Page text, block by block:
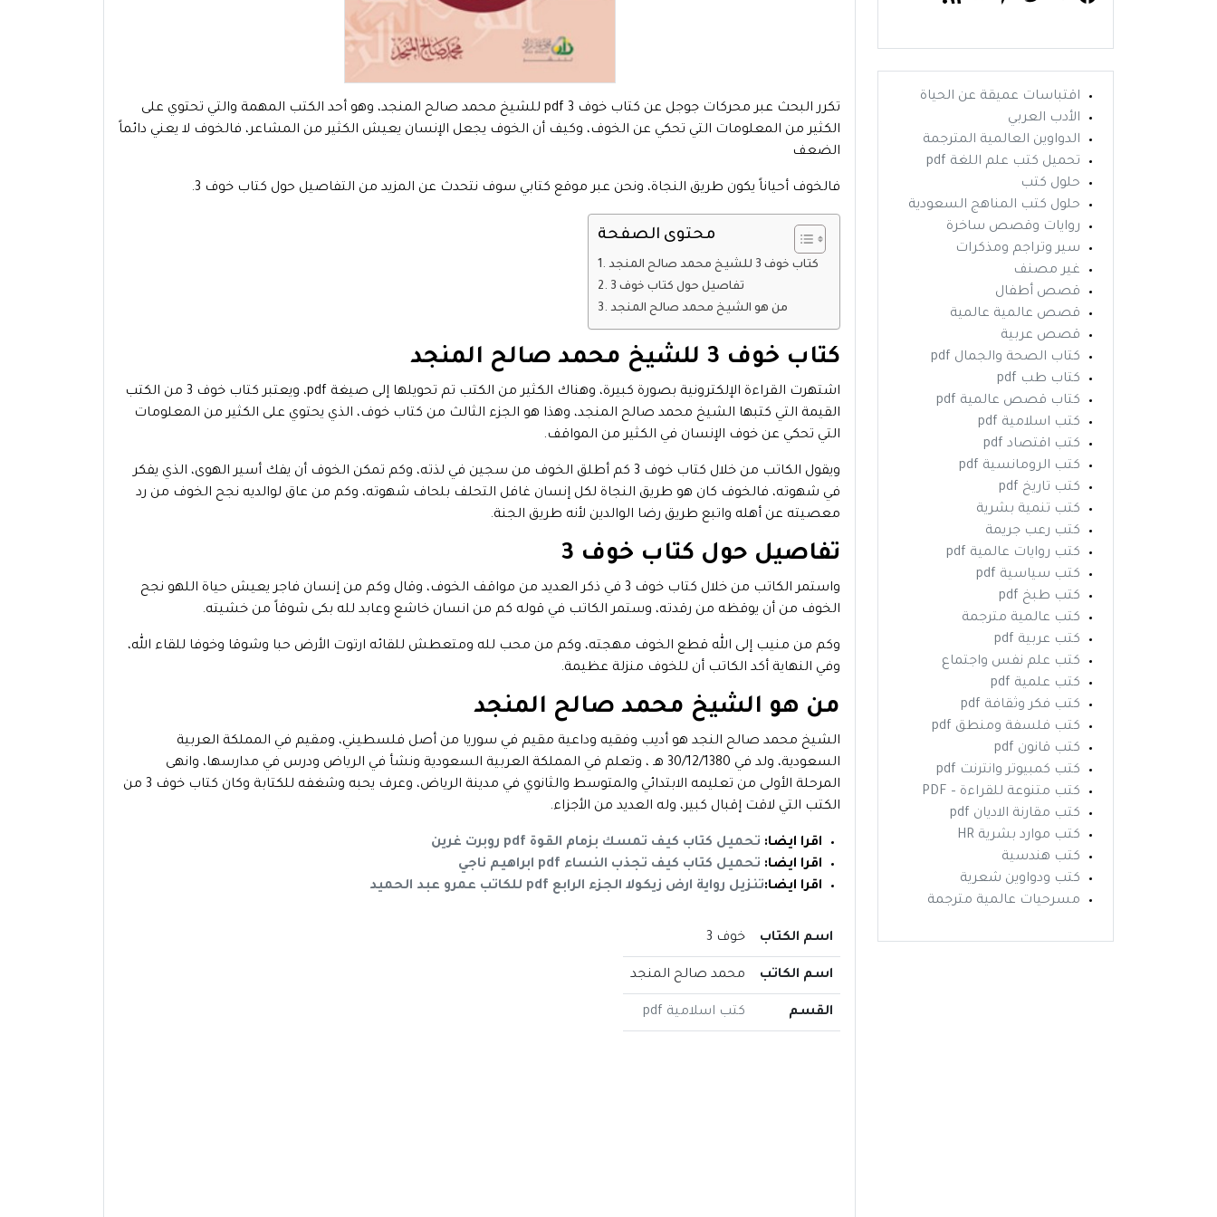
تكرر البحث عبر محركات جوجل عن كتاب خوف 3 pdf للشيخ محمد صالح المنجد، وهو أحد الكتب المهمة والتي تحتوي على
الكثير من المعلومات التي تحكي عن الخوف، وكيف أن الخوف يجعل الإنسان يعيش الكثير من المشاعر، فالخوف لا يعني دائماً
الضعف
فالخوف أحياناً يكون طريق النجاة، ونحن عبر موقع كتابي سوف نتحدث عن المزيد من التفاصيل حول كتاب خوف 3.
محتوى الصفحة
تفاصيل حول كتاب خوف 3
كتاب خوف 3 للشيخ محمد صالح المنجد
اشتهرت القراءة الإلكترونية بصورة كبيرة، وهناك الكثير من الكتب تم تحويلها إلى صيغة pdf، ويعتبر كتاب خوف 3 من الكتب
القيمة التي كتبها الشيخ محمد صالح المنجد، وهذا هو الجزء الثالث من كتاب خوف، الذي يحتوي على الكثير من المعلومات
التي تحكي عن خوف الإنسان في الكثير من المواقف.
ويقول الكاتب من خلال كتاب خوف 3 كم أطلق الخوف من سجين في لذته، وكم تمكن الخوف أن يفك أسير الهوى، الذي يفكر
في شهوته، فالخوف كان هو طريق النجاة لكل إنسان غافل التحلف بلحاف شهوته، وكم من عاق لوالديه نجح الخوف من رد
معصيته عن أهله واتبع طريق رضا الوالدين لأنه طريق الجنة.
تفاصيل حول كتاب خوف 3
واستمر الكاتب من خلال كتاب خوف 3 في ذكر العديد من مواقف الخوف، وقال وكم من إنسان فاجر يعيش حياة اللهو نجح
الخوف من أن يوقظه من رقدته، وستمر الكاتب في قوله كم من انسان خاشع وعابد لله بكى شوقاً من خشيته.
وكم من منيب إلى الله قطع الخوف مهجته، وكم من محب لله ومتعطش للقائه ارتوت الأرض حبا وشوقا وخوفا للقاء الله،
وفي النهاية أكد الكاتب أن للخوف منزلة عظيمة.
من هو الشيخ محمد صالح المنجد
الشيخ محمد صالح النجد هو أديب وفقيه وداعية مقيم في سوريا من أصل فلسطيني، ومقيم في المملكة العربية
السعودية، ولد في 30/12/1380 هـ ، وتعلم في المملكة العربية السعودية ونشأ في الرياض ودرس في مدارسها، وانهى
المرحلة الأولى من تعليمه الابتدائي والمتوسط والثانوي في مدينة الرياض، وعرف يحبه وشغفه للكتابة وكان كتاب خوف 3 من
الكتب التي لاقت إقبال كبير، وله العديد من الأجزاء.
اقرا ايضا: تحميل كتاب كيف تمسك بزمام القوة pdf روبرت غرين
اقرا ايضا: تحميل كتاب كيف تجذب النساء pdf ابراهيم ناجي
اقرا ايضا:تنزيل رواية ارض زيكولا الجزء الرابع pdf للكاتب عمرو عبد الحميد
اسم الكتاب خوف 3
اسم الكاتب محمد صالح المنجد
القسم كتب اسلامية pdf
اقتباسات عميقة عن الحياة
الأدب العربي
الدواوين العالمية المترجمة
تحميل كتب علم اللغة pdf
حلول كتب
حلول كتب المناهج السعودية
روايات وقصص ساخرة
سير وتراجم ومذكرات
غير مصنف
قصص أطفال
قصص عالمية عالمية
قصص عربية
كتاب الصحة والجمال pdf
كتاب طب pdf
كتاب قصص عالمية pdf
كتب اسلامية pdf
كتب اقتصاد pdf
كتب الرومانسية pdf
كتب تاريخ pdf
كتب تنمية بشرية
كتب رعب جريمة
كتب روايات عالمية pdf
كتب سياسية pdf
كتب طبخ pdf
كتب عالمية مترجمة
كتب عربية pdf
كتب علم نفس واجتماع
كتب علمية pdf
كتب فكر وثقافة pdf
كتب فلسفة ومنطق pdf
كتب قانون pdf
كتب كمبيوتر وانترنت pdf
كتب متنوعة للقراءة – PDF
كتب مقارنة الاديان pdf
كتب موارد بشرية HR
كتب هندسية
كتب ودواوين شعرية
مسرحيات عالمية مترجمة